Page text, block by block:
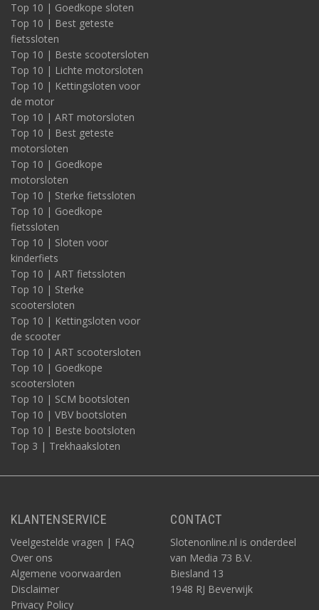
Top 10 | Goedkope sloten
Top 10 | Best geteste
fietssloten
Top 10 | Beste scootersloten
Top 10 | Lichte motorsloten
Top 10 | Kettingsloten voor
de motor
Top 10 | ART motorsloten
Top 10 | Best geteste
motorsloten
Top 10 | Goedkope
motorsloten
Top 10 | Sterke fietssloten
Top 10 | Goedkope
fietssloten
Top 10 | Sloten voor
kinderfiets
Top 10 | ART fietssloten
Top 10 | Sterke
scootersloten
Top 10 | Kettingsloten voor
de scooter
Top 10 | ART scootersloten
Top 10 | Goedkope
scootersloten
Top 10 | SCM bootsloten
Top 10 | VBV bootsloten
Top 10 | Beste bootsloten
Top 3 | Trekhaaksloten
KLANTENSERVICE
Veelgestelde vragen | FAQ
Over ons
Algemene voorwaarden
Disclaimer
Privacy Policy
CONTACT
Slotenonline.nl is onderdeel
van Media 73 B.V.
Biesland 13
1948 RJ Beverwijk